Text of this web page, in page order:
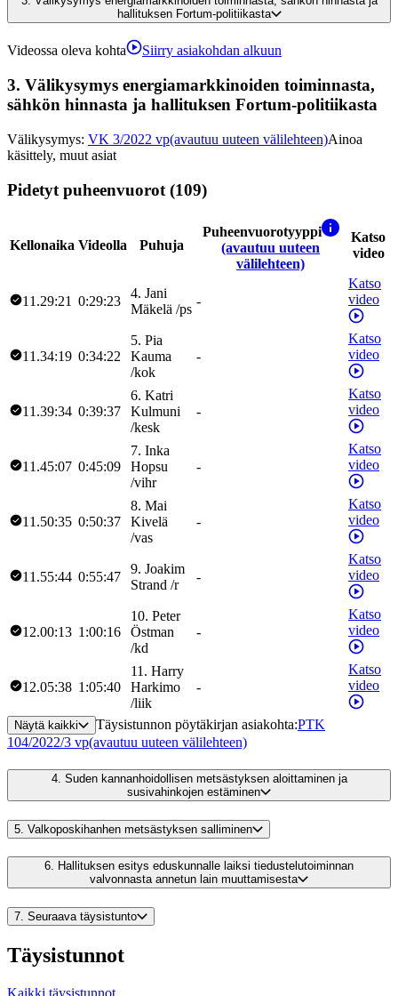
hallituksen Fortum-politiikasta
Videossa oleva kohta Siirry asiakohdan alkuun
3. Välikysymys energiamarkkinoiden toiminnasta,
sähkön hinnasta ja hallituksen Fortum-politiikasta
Välikysymys: VK 3/2022 vp(avautuu uuteen välilehteen)Ainoa
käsittely, muut asiat
Pidetyt puheenvuorot (109)
Kellonaika Videolla Puhuja
Puheenvuorotyyppi
(avautuu uuteen
välilehteen)
Katso
video
11.29:21 0:29:23
4. Jani
Mäkelä /ps
-
Katso
video
11.34:19 0:34:22
5. Pia
Kauma
/kok
-
Katso
video
11.39:34 0:39:37
6. Katri
Kulmuni
/kesk
-
Katso
video
11.45:07 0:45:09
7. Inka
Hopsu
/vihr
-
Katso
video
11.50:35 0:50:37
8. Mai
Kivelä
/vas
-
Katso
video
11.55:44 0:55:47
9. Joakim
Strand /r
-
Katso
video
12.00:13 1:00:16
10. Peter
Östman
/kd
-
Katso
video
12.05:38 1:05:40
11 . Harry
Harkimo
/liik
-
Katso
video
Näytä kaikki Täysistunnon pöytäkirjan asiakohta:PTK
104/2022/3 vp(avautuu uuteen välilehteen)
4. Suden kannanhoidollisen metsästyksen aloittaminen ja
susivahinkojen estäminen
5. Valkoposkihanhen metsästyksen salliminen
6. Hallituksen esitys eduskunnalle laiksi tiedustelutoiminnan
valvonnasta annetun lain muuttamisesta
7. Seuraava täysistunto
Täysistunnot
Kaikki täysistunnot